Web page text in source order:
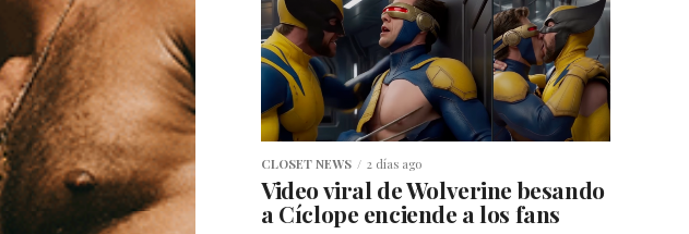
CLOSET NEWS 2 días ago
Video viral de Wolverine besando
a Cíclope enciende a los fans